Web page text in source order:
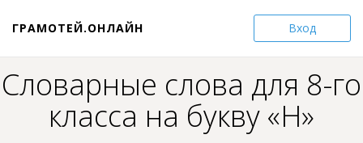
Вход
ГРАМОТЕЙ.ОНЛАЙН
Словарные слова для 8-го
класса на букву «Н»